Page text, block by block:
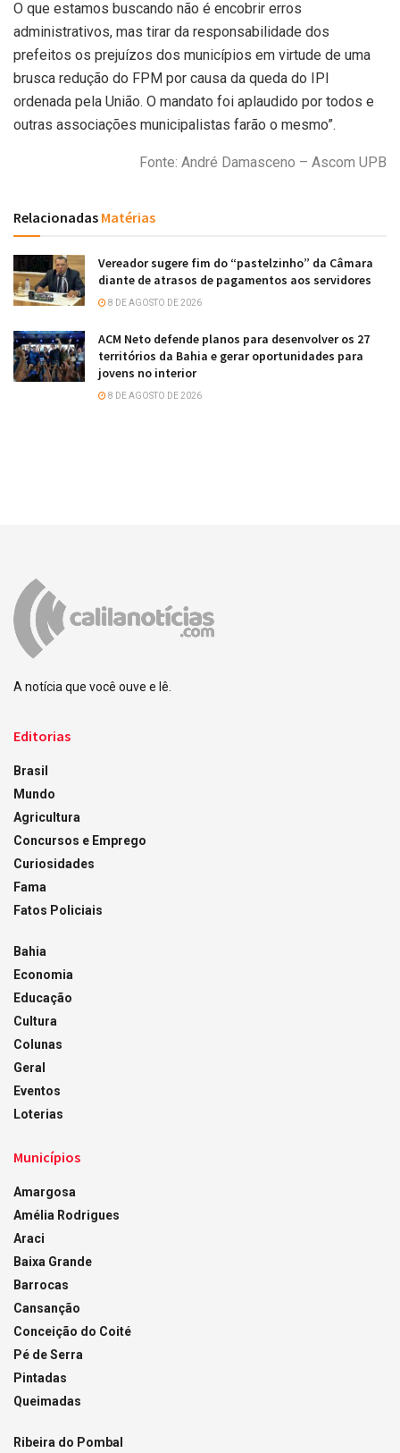
O que estamos buscando não é encobrir erros
administrativos, mas tirar da responsabilidade dos
prefeitos os prejuízos dos municípios em virtude de uma
brusca redução do FPM por causa da queda do IPI
ordenada pela União. O mandato foi aplaudido por todos e
outras associações municipalistas farão o mesmo”.
Fonte: André Damasceno – Ascom UPB
Relacionadas Matérias
Vereador sugere fim do “pastelzinho” da Câmara
diante de atrasos de pagamentos aos servidores
8 DE AGOSTO DE 2026
ACM Neto defende planos para desenvolver os 27
territórios da Bahia e gerar oportunidades para
jovens no interior
8 DE AGOSTO DE 2026
A notícia que você ouve e lê.
Editorias
Brasil
Mundo
Agricultura
Concursos e Emprego
Curiosidades
Fama
Fatos Policiais
Bahia
Economia
Educação
Cultura
Colunas
Geral
Eventos
Loterias
Municípios
Amargosa
Amélia Rodrigues
Araci
Baixa Grande
Barrocas
Cansanção
Conceição do Coité
Pé de Serra
Pintadas
Queimadas
Ribeira do Pombal